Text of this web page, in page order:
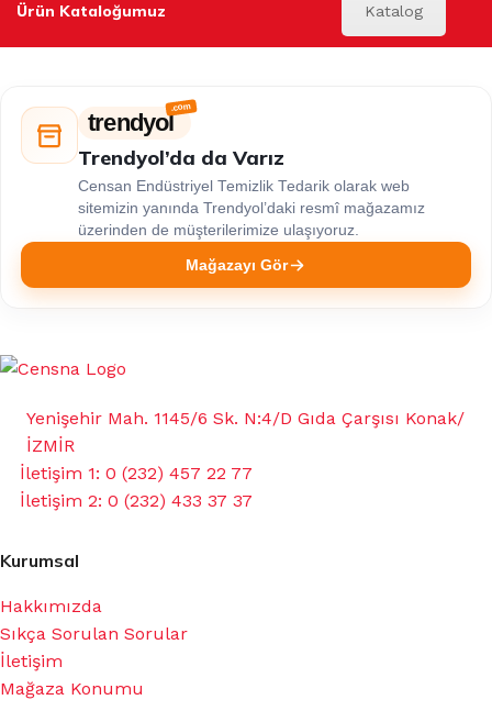
Ürün Kataloğumuz Katalog
trendyol
Trendyol’da da Varız
Censan Endüstriyel Temizlik Tedarik olarak web
sitemizin yanında Trendyol’daki resmî mağazamız
üzerinden de müşterilerimize ulaşıyoruz.
Mağazayı Gör
Yenişehir Mah. 1145/6 Sk. N:4/D Gıda Çarşısı Konak/
İZMİR
İletişim 1: 0 (232) 457 22 77
İletişim 2: 0 (232) 433 37 37
Kurumsal
Hakkımızda
Sıkça Sorulan Sorular
İletişim
Mağaza Konumu